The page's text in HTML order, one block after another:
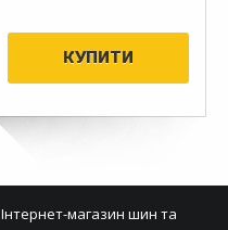
Інтернет-магазин шин та